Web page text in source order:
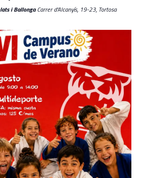
i BallongaCarrer d'Alcanyís, 19-23, Tortosa